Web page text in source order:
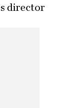
director